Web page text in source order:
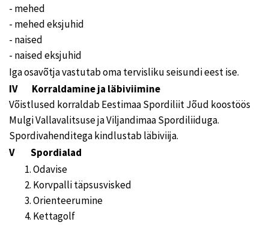
- mehed
- mehed eksjuhid
- naised
- naised eksjuhid
Iga osavõtja vastutab oma tervisliku seisundi eest ise.
IV Korraldamine ja läbiviimine
Võistlused korraldab Eestimaa Spordiliit Jõud koostöös
Mulgi Vallavalitsuse ja Viljandimaa Spordiliiduga.
Spordivahenditega kindlustab läbiviija.
V Spordialad
Odavise
Korvpalli täpsusvisked
Orienteerumine
Kettagolf